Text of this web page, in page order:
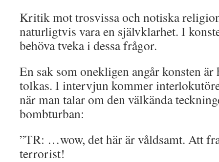
Kritik mot trosvissa och notiska
naturligtvis vara en självklarhet. I
behöva tveka i dessa frågor.
En sak som onekligen angår konsten
tolkas. I intervjun kommer
när man talar om den välkända
bombturban:
”TR: …wow, det här är våldsamt. Att
terrorist!